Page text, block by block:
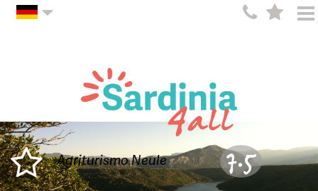
Agriturismo Neule 7.5